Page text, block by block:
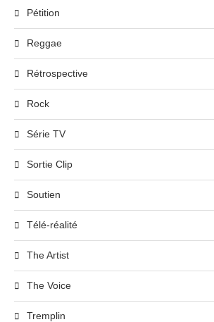
Pétition
Reggae
Rétrospective
Rock
Série TV
Sortie Clip
Soutien
Télé-réalité
The Artist
The Voice
Tremplin